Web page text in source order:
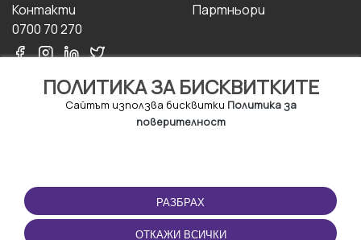
ПОЛИТИКА ЗА БИСКВИТКИТЕ
Сайтът използва бисквитки Политика за
поверителност
РАЗБРАХ
ОТКАЖИ ВСИЧКИ
Контакти
0700 70 270
Партньори
ПОЛЗВАНЕ
Правила и условия за
ползване
ПРИЛОЖЕНИЕТО